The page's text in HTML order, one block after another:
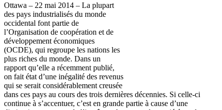
Ottawa – 22 mai 2014 – La plupart
des pays industrialisés du monde
occidental font partie de
l’Organisation de coopération et de
développement économiques
(OCDE), qui regroupe les nations les
plus riches du monde. Dans un
rapport qu’elle a récemment publié,
on fait état d’une inégalité des revenus
qui se serait considérablement creusée
dans ces pays au cours des trois dernières décennies. Si celle-ci
continue à s’accentuer, c’est en grande partie à cause d’une